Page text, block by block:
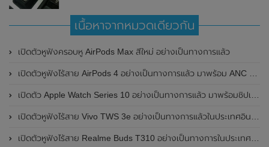
เนื้อหาจากหมวดเดียวกัน
เปิดตัวหูฟังครอบหู AirPods Max สีใหม่ อย่างเป็นทางการแล้ว
เปิดตัวหูฟังไร้สาย AirPods 4 อย่างเป็นทางการแล้ว มาพร้อม ANC และฟีเจอร์ใหม่มากมาย
เปิดตัว Apple Watch Series 10 อย่างเป็นทางการแล้ว มาพร้อมชิปเซ็ตรุ่น S10
เปิดตัวหูฟังไร้สาย Vivo TWS 3e อย่างเป็นทางการแล้วในประเทศอินเดีย มาพร้อมระบบตัดเสียงรบกวน ANC ที่ 30dB , ป้องกันฝุ่นและกันน้ำที่ระดับ IP54 , แบตเตอรี่สามารถใช้งานนานสูงสุด 36 ชั่วโมง
เปิดตัวหูฟังไร้สาย Realme Buds T310 อย่างเป็นทางการในประเทศอินเดีย มาพร้อมระบบตัดเสียงรบกวน ANC สูงสุด 46dB , เสียงรอบทิศทาง 360 องศา , แบตเตอรี่สามารถใช้งานได้นานสูงสุด 40 ชั่วโมง